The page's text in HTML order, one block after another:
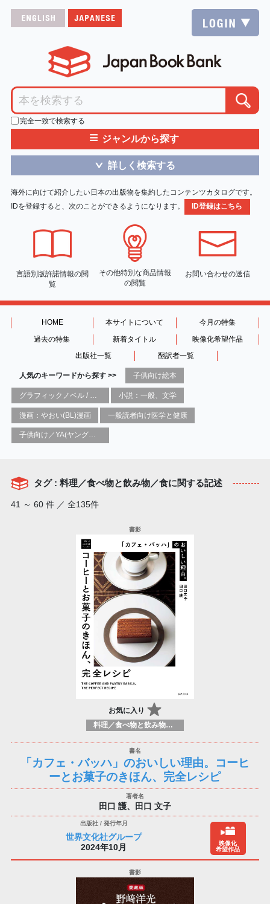
完全一致で検索する
≡ ジャンルから探す
＞ 詳しく検索する
海外に向けて紹介したい日本の出版物を集約したコンテンツカタログです。
IDを登録すると、次のことができるようになります。
ID登録はこちら
言語別版許諾情報の閲
覧
その他特別な商品情報
の閲覧
お問い合わせの送信
HOME 本サイトについて
今月の特集
過去の特集
新着タイトル
映像化希望作品
出版社一覧
翻訳者一覧
人気のキーワードから探す >> 子供向け絵本
小説：一般、文学
漫画：やおい(BL)漫画 一般読者向け医学と健康
子供向け／YA(ヤングアダルト)向け一般：芸術&芸術家
タグ : 料理／食べ物と飲み物／食に関する記述
41 ～ 60 件 ／ 全135件
お気に入り
料理／食べ物と飲み物／食に関する記述
「カフェ・バッハ」のおいしい理由。コーヒ
ーとお菓子のきほん、完全レシピ
田口 護、田口 文子
世界文化社グループ
2024年10月
映像化
希望作品